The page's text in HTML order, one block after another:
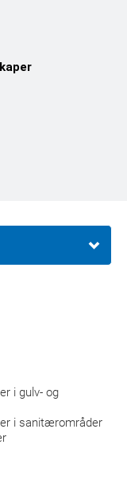
i gulv- og
i sanitærområder